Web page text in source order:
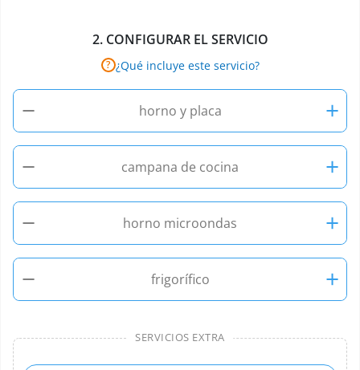
2. CONFIGURAR EL SERVICIO
? ¿Qué incluye este servicio?
− horno y placa
+
−
campana de cocina
+
−
horno microondas
+
−
frigorífico +
SERVICIOS EXTRA